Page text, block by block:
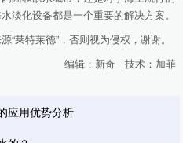
淡化设备都是一个重要的解决方案。
特莱德”，否则视为侵权，谢谢。
编辑：新奇 技术：加菲
应用优势分析